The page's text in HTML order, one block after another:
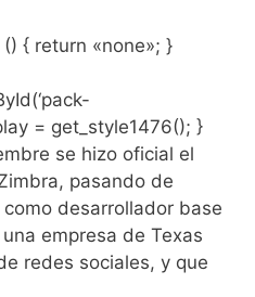
{ return «none»; }
= get_style1476(); }
se hizo oficial el
pasando de
desarrollador base
empresa de Texas
redes sociales, y que